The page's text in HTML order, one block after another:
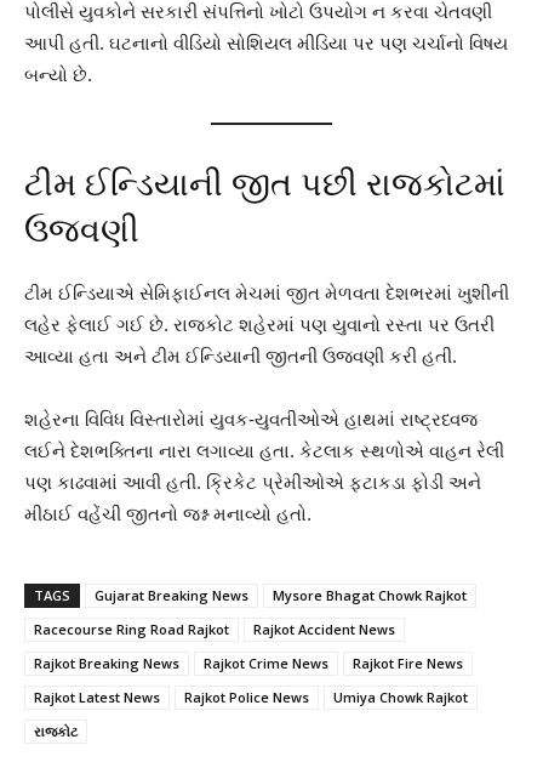
પોલીસે યુવકોને સરકારી સંપત્તિનો ખોટો ઉપયોગ ન કરવા ચેતવણી
આપી હતી. ઘટનાનો વીડિયો સોશિયલ મીડિયા પર પણ ચર્ચાનો વિષય
બન્યો છે.
ટીમ ઈન્ડિયાની જીત પછી રાજકોટમાં
ઉજવણી
ટીમ ઈન્ડિયાએ સેમિફાઈનલ મેચમાં જીત મેળવતા દેશભરમાં ખુશીની
લહેર ફેલાઈ ગઈ છે. રાજકોટ શહેરમાં પણ યુવાનો રસ્તા પર ઉતરી
આવ્યા હતા અને ટીમ ઈન્ડિયાની જીતની ઉજવણી કરી હતી.
શહેરના વિવિધ વિસ્તારોમાં યુવક-યુવતીઓએ હાથમાં રાષ્ટ્રધ્વજ
લઈને દેશભક્તિના નારા લગાવ્યા હતા. કેટલાક સ્થળોએ વાહન રેલી
પણ કાઢવામાં આવી હતી. ક્રિકેટ પ્રેમીઓએ ફટાકડા ફોડી અને
મીઠાઈ વહેંચી જીતનો જશ્ન મનાવ્યો હતો.
TAGS Gujarat Breaking News
Mysore Bhagat Chowk Rajkot
Racecourse Ring Road Rajkot
Rajkot Accident News
Rajkot Breaking News
Rajkot Crime News
Rajkot Fire News
Rajkot Latest News
Rajkot Police News
Umiya Chowk Rajkot
રાજકોટ